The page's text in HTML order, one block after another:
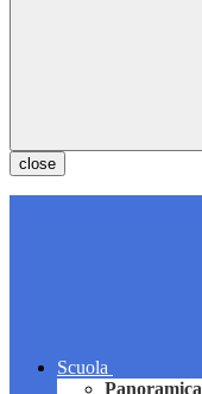
close
Scuola
Panoramica